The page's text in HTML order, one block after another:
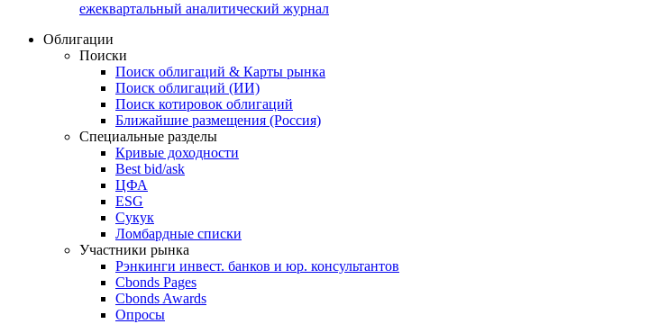
ежеквартальный аналитический журнал
Облигации
Поиски
Поиск облигаций & Карты рынка
Поиск облигаций (ИИ)
Поиск котировок облигаций
Ближайшие размещения (Россия)
Специальные разделы
Кривые доходности
Best bid/ask
ЦФА
ESG
Сукук
Ломбардные списки
Участники рынка
Рэнкинги инвест. банков и юр. консультантов
Cbonds Pages
Cbonds Awards
Опросы